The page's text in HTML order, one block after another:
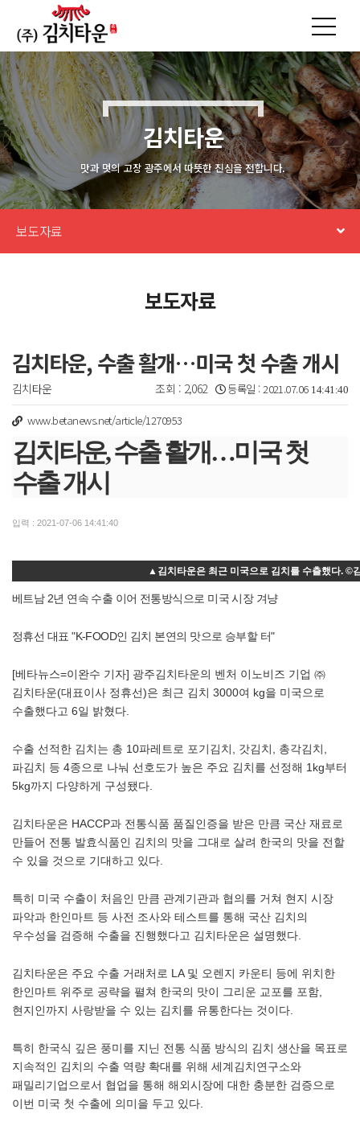
김치타운
맛과 멋의 고장 광주에서 따뜻한 진심을 전합니다.
보도자료
보도자료
김치타운, 수출 활개…미국 첫 수출 개시
김치타운 등록일 : 2021.07.06 14:41:40
조회 : 2,062
www.betanews.net/article/1270953
김치타운, 수출 활개…미국 첫
수출 개시
입력 : 2021-07-06 14:41:40
▲김치타운은 최근 미국으로 김치를 수츨했다. ©
베트남 2년 연속 수출 이어 전통방식으로 미국 시장 겨냥
정휴선 대표 "K-FOOD인 김치 본연의 맛으로 승부할 터"
[베타뉴스=이완수 기자] 광주김치타운의 벤처 이노비즈 기업 ㈜
김치타운(대표이사 정휴선)은 최근 김치 3000여 kg을 미국으로
수출했다고 6일 밝혔다.
수출 선적한 김치는 총 10파레트로 포기김치, 갓김치, 총각김치,
파김치 등 4종으로 나눠 선호도가 높은 주요 김치를 선정해 1kg부터
5kg까지 다양하게 구성됐다.
김치타운은 HACCP과 전통식품 품질인증을 받은 만큼 국산 재료로
만들어 전통 발효식품인 김치의 맛을 그대로 살려 한국의 맛을 전할
수 있을 것으로 기대하고 있다.
특히 미국 수출이 처음인 만큼 관계기관과 협의를 거쳐 현지 시장
파악과 한인마트 등 사전 조사와 테스트를 통해 국산 김치의
우수성을 검증해 수출을 진행했다고 김치타운은 설명했다.
김치타운은 주요 수출 거래처로 LA 및 오렌지 카운티 등에 위치한
한인마트 위주로 공략을 펼쳐 한국의 맛이 그리운 교포를 포함,
현지인까지 사랑받을 수 있는 김치를 유통한다는 것이다.
특히 한국식 깊은 풍미를 지닌 전통 식품 방식의 김치 생산을 목표로
지속적인 김치의 수출 역량 확대를 위해 세계김치연구소와
패밀리기업으로서 협업을 통해 해외시장에 대한 충분한 검증으로
이번 미국 첫 수출에 의미을 두고 있다.